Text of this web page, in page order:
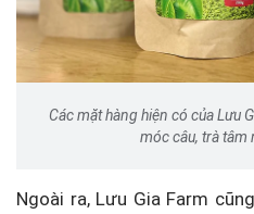
Các mặt hàng hiện có của Lưu
móc câu, trà tâm
Ngoài ra, Lưu Gia Farm